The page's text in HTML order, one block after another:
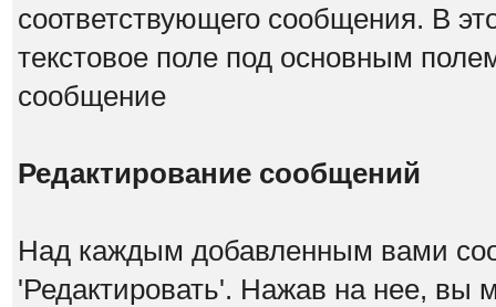
соответствующего сообщения. В
текстовое поле под основным
сообщение
Редактирование сообщений
Над каждым добавленным вами
'Редактировать'. Нажав на нее, вы